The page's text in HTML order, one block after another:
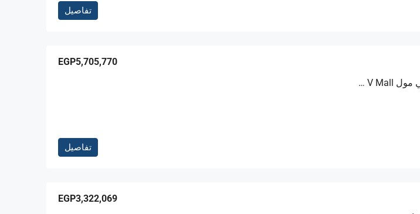
تفاصيل
مكاتب إدارية للبيع بمساحات متنوعة في مول V Mall في تقسيم دجلة الجديد
EGP5,705,770
تفاصيل
EGP3,322,069